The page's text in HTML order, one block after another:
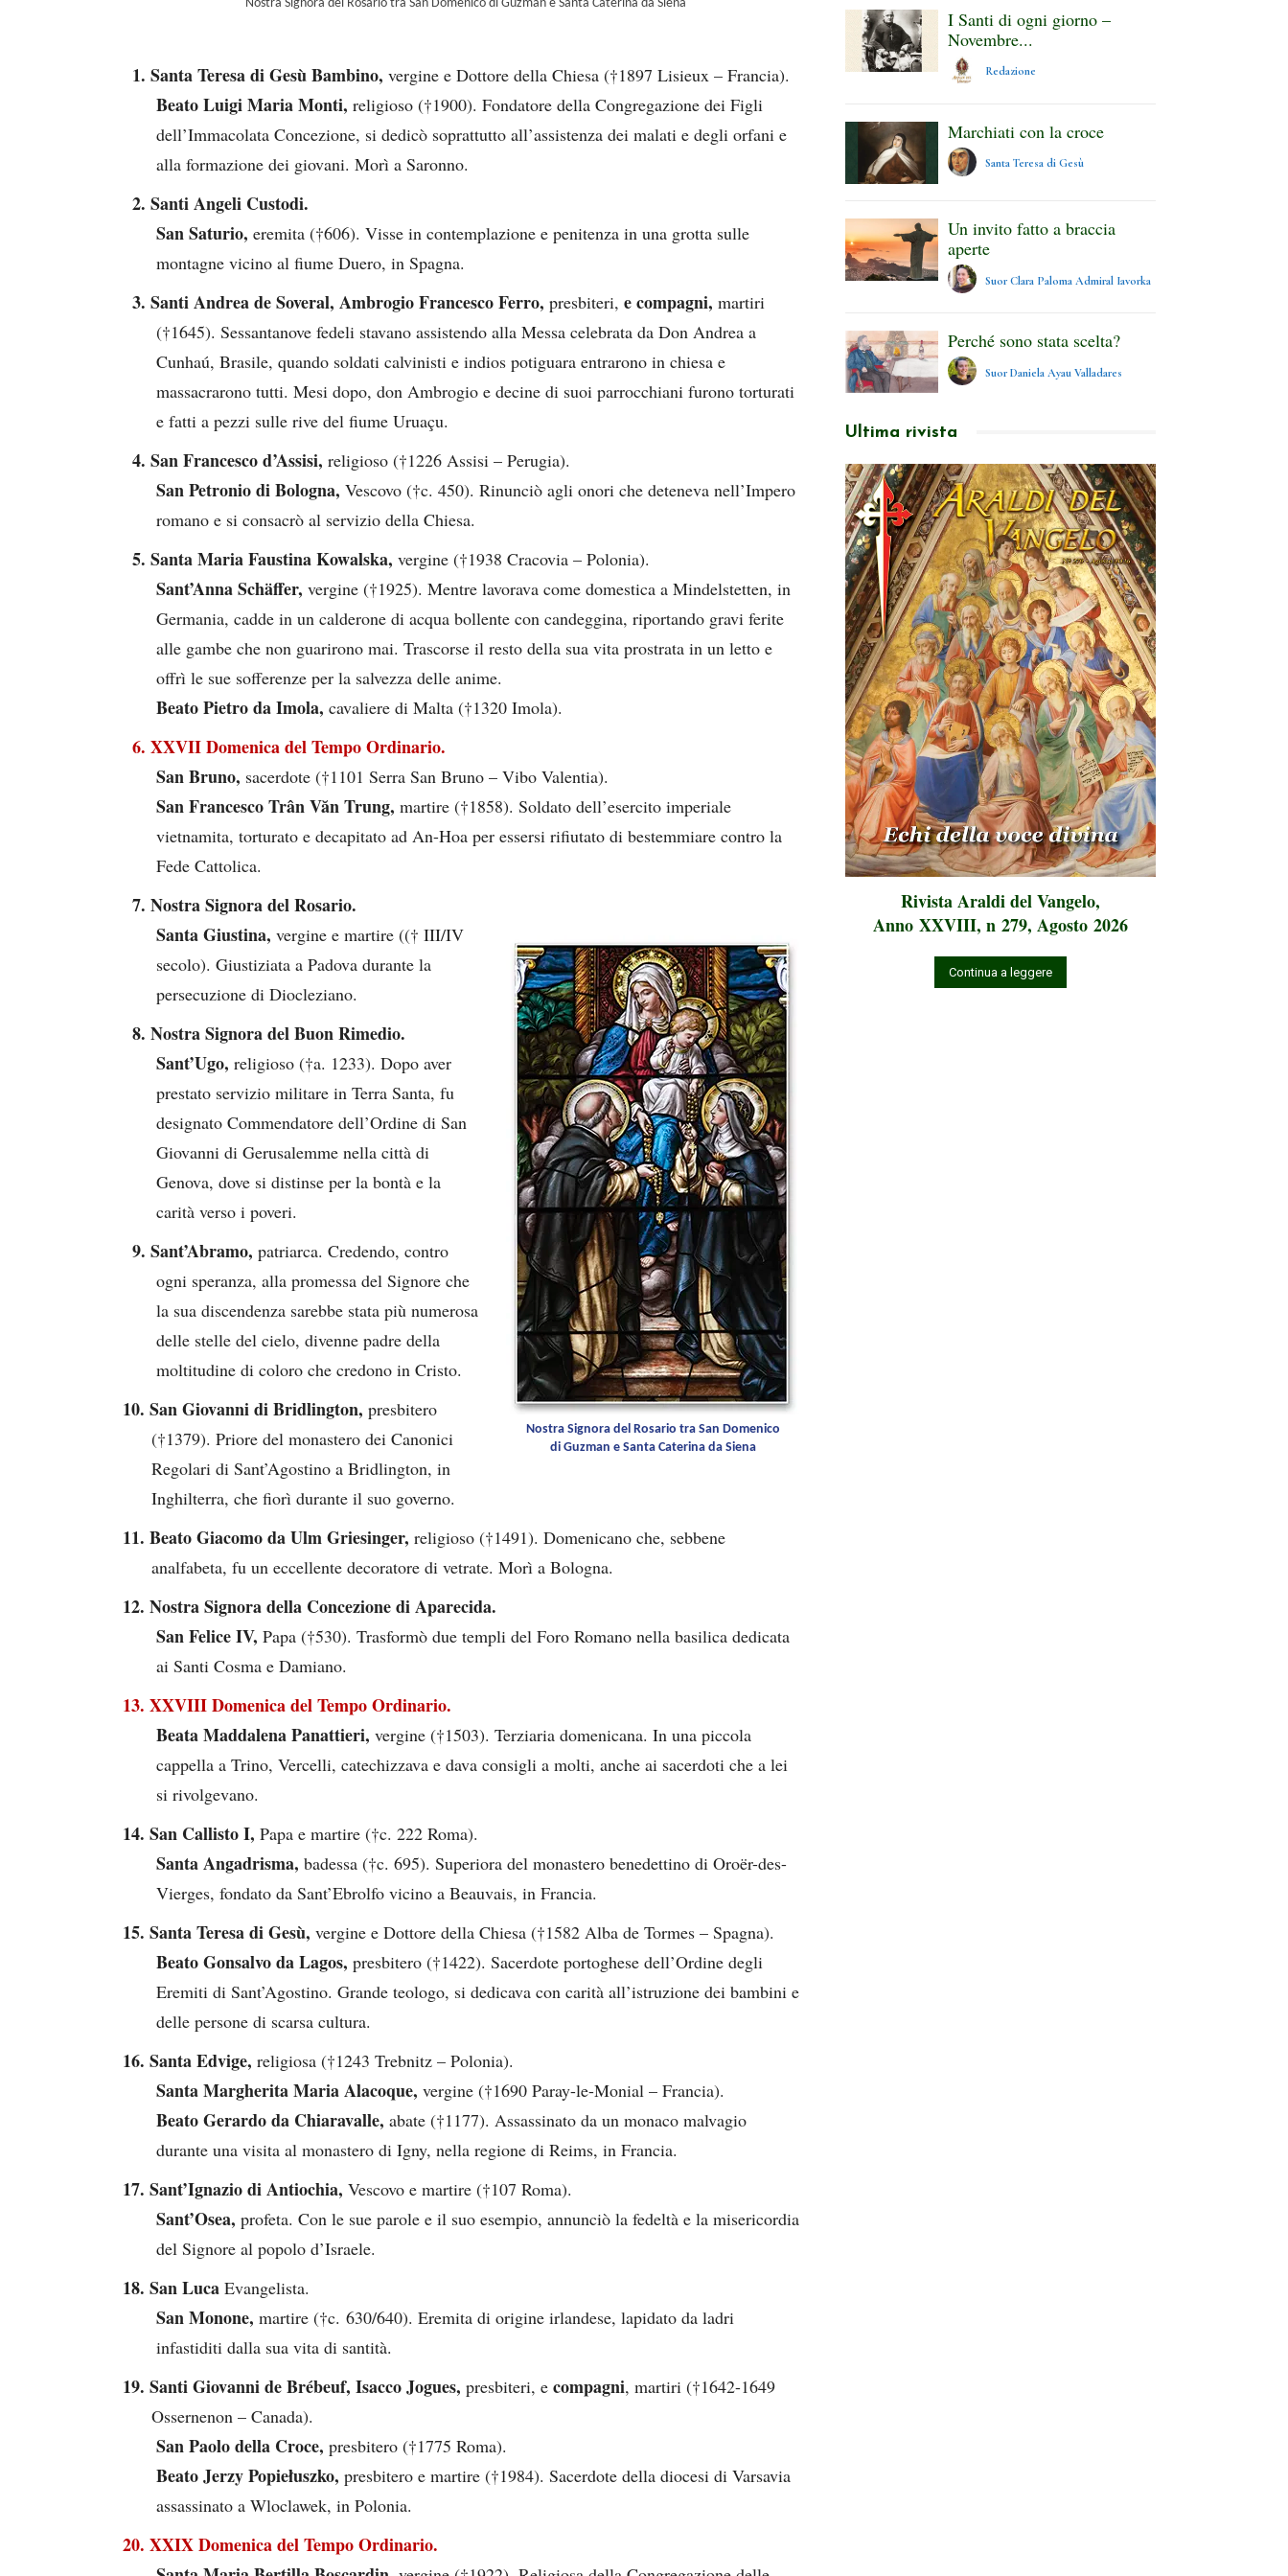
Nostra Signora del Rosario tra San Domenico di Guzman e Santa Caterina da Siena
1. Santa Teresa di Gesù Bambino, vergine e Dottore della Chiesa (†1897 Lisieux – Francia).
Beato Luigi Maria Monti, religioso (†1900). Fondatore della Congregazione dei Figli
dell’Immacolata Concezione, si dedicò soprattutto all’assistenza dei malati e degli orfani e
alla formazione dei giovani. Morì a Saronno.
2. Santi Angeli Custodi.
San Saturio, eremita (†606). Visse in contemplazione e penitenza in una grotta sulle
montagne vicino al fiume Duero, in Spagna.
3. Santi Andrea de Soveral, Ambrogio Francesco Ferro, presbiteri, e compagni, martiri
(†1645). Sessantanove fedeli stavano assistendo alla Messa celebrata da Don Andrea a
Cunhaú, Brasile, quando soldati calvinisti e indios potiguara entrarono in chiesa e
massacrarono tutti. Mesi dopo, don Ambrogio e decine di suoi parrocchiani furono torturati
e fatti a pezzi sulle rive del fiume Uruaçu.
4. San Francesco d’Assisi, religioso (†1226 Assisi – Perugia).
San Petronio di Bologna, Vescovo (†c. 450). Rinunciò agli onori che deteneva nell’Impero
romano e si consacrò al servizio della Chiesa.
5. Santa Maria Faustina Kowalska, vergine (†1938 Cracovia – Polonia).
Sant’Anna Schäffer, vergine (†1925). Mentre lavorava come domestica a Mindelstetten, in
Germania, cadde in un calderone di acqua bollente con candeggina, riportando gravi ferite
alle gambe che non guarirono mai. Trascorse il resto della sua vita prostrata in un letto e
offrì le sue sofferenze per la salvezza delle anime.
Beato Pietro da Imola, cavaliere di Malta (†1320 Imola).
6. XXVII Domenica del Tempo Ordinario.
San Bruno, sacerdote (†1101 Serra San Bruno – Vibo Valentia).
San Francesco Trân Văn Trung, martire (†1858). Soldato dell’esercito imperiale
vietnamita, torturato e decapitato ad An-Hoa per essersi rifiutato di bestemmiare contro la
Fede Cattolica.
7. Nostra Signora del Rosario.
Nostra Signora del Rosario tra San Domenico
di Guzman e Santa Caterina da Siena
Santa Giustina, vergine e martire ((† III/IV
secolo). Giustiziata a Padova durante la
persecuzione di Diocleziano.
8. Nostra Signora del Buon Rimedio.
Sant’Ugo, religioso (†a. 1233). Dopo aver
prestato servizio militare in Terra Santa, fu
designato Commendatore dell’Ordine di San
Giovanni di Gerusalemme nella città di
Genova, dove si distinse per la bontà e la
carità verso i poveri.
9. Sant’Abramo, patriarca. Credendo, contro
ogni speranza, alla promessa del Signore che
la sua discendenza sarebbe stata più numerosa
delle stelle del cielo, divenne padre della
moltitudine di coloro che credono in Cristo.
10. San Giovanni di Bridlington, presbitero
(†1379). Priore del monastero dei Canonici
Regolari di Sant’Agostino a Bridlington, in
Inghilterra, che fiorì durante il suo governo.
11. Beato Giacomo da Ulm Griesinger, religioso (†1491). Domenicano che, sebbene
analfabeta, fu un eccellente decoratore di vetrate. Morì a Bologna.
12. Nostra Signora della Concezione di Aparecida.
San Felice IV, Papa (†530). Trasformò due templi del Foro Romano nella basilica dedicata
ai Santi Cosma e Damiano.
13. XXVIII Domenica del Tempo Ordinario.
Beata Maddalena Panattieri, vergine (†1503). Terziaria domenicana. In una piccola
cappella a Trino, Vercelli, catechizzava e dava consigli a molti, anche ai sacerdoti che a lei
si rivolgevano.
14. San Callisto I, Papa e martire (†c. 222 Roma).
Santa Angadrisma, badessa (†c. 695). Superiora del monastero benedettino di Oroër-des-
Vierges, fondato da Sant’Ebrolfo vicino a Beauvais, in Francia.
15. Santa Teresa di Gesù, vergine e Dottore della Chiesa (†1582 Alba de Tormes – Spagna).
Beato Gonsalvo da Lagos, presbitero (†1422). Sacerdote portoghese dell’Ordine degli
Eremiti di Sant’Agostino. Grande teologo, si dedicava con carità all’istruzione dei bambini e
delle persone di scarsa cultura.
16. Santa Edvige, religiosa (†1243 Trebnitz – Polonia).
Santa Margherita Maria Alacoque, vergine (†1690 Paray-le-Monial – Francia).
Beato Gerardo da Chiaravalle, abate (†1177). Assassinato da un monaco malvagio
durante una visita al monastero di Igny, nella regione di Reims, in Francia.
17. Sant’Ignazio di Antiochia, Vescovo e martire (†107 Roma).
Sant’Osea, profeta. Con le sue parole e il suo esempio, annunciò la fedeltà e la misericordia
del Signore al popolo d’Israele.
18. San Luca Evangelista.
San Monone, martire (†c. 630/640). Eremita di origine irlandese, lapidato da ladri
infastiditi dalla sua vita di santità.
19. Santi Giovanni de Brébeuf, Isacco Jogues, presbiteri, e compagni, martiri (†1642-1649
Ossernenon – Canada).
San Paolo della Croce, presbitero (†1775 Roma).
Beato Jerzy Popiełuszko, presbitero e martire (†1984). Sacerdote della diocesi di Varsavia
assassinato a Wloclawek, in Polonia.
20. XXIX Domenica del Tempo Ordinario.
I Santi di ogni giorno –
Novembre...
Redazione
Marchiati con la croce
Santa Teresa di Gesù
Un invito fatto a braccia
aperte
Suor Clara Paloma Admiral Iavorka
Perché sono stata scelta?
Suor Daniela Ayau Valladares
Ultima rivista
Rivista Araldi del Vangelo,
Anno XXVIII, n 279, Agosto 2026
Continua a leggere